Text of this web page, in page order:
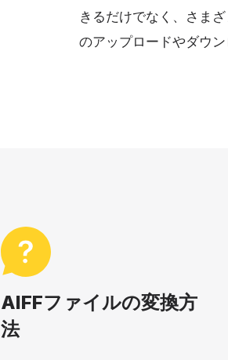
きるだけでなく、さま
のアップロードやダウ
AIFFファイルの変換方
法